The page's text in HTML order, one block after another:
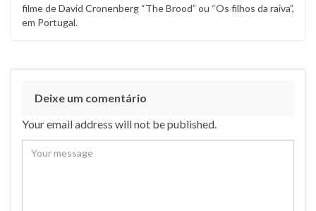
filme de David Cronenberg “The Brood” ou “Os filhos da raiva”,
em Portugal.
Deixe um comentário
Your email address will not be published.